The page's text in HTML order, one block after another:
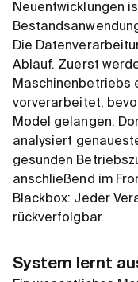
Neuentwicklungen
Die
Ablauf. Zuerst
Maschinenbetriebs
vorverarbeitet,
Model gelangen.
analysiert
gesunden
anschließend im
Blackbox: Jeder
rückverfolgbar.
System lernt